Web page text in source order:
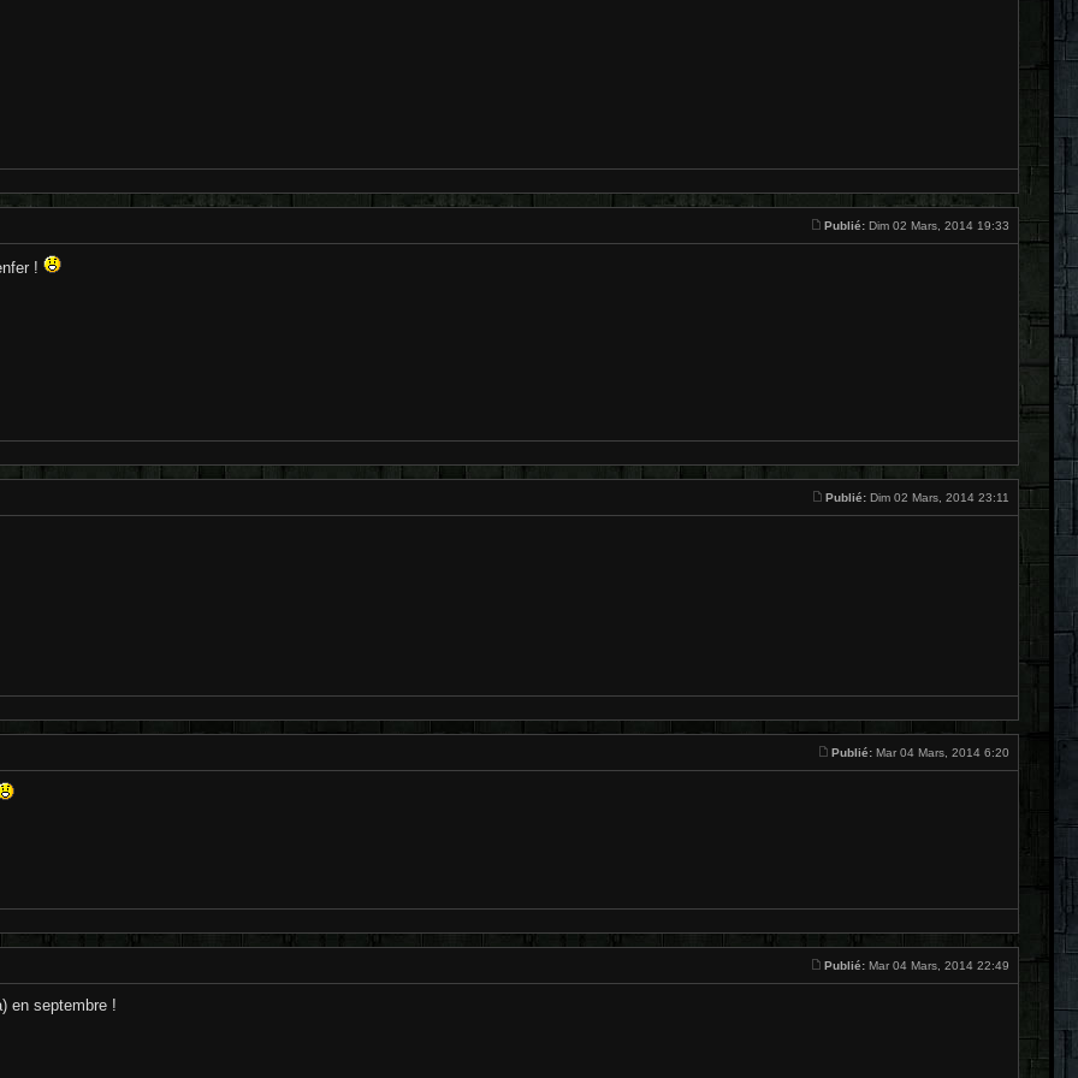
Publié: Dim 02 Mars, 2014 19:33
!
Publié: Dim 02 Mars, 2014 23:11
Publié: Mar 04 Mars, 2014 6:20
Publié: Mar 04 Mars, 2014 22:49
en septembre !